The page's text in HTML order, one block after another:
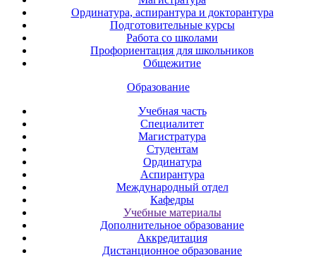
Ординатура, аспирантура и докторантура
Подготовительные курсы
Работа со школами
Профориентация для школьников
Общежитие
Образование
Учебная часть
Специалитет
Магистратура
Студентам
Ординатура
Аспирантура
Международный отдел
Кафедры
Учебные материалы
Дополнительное образование
Аккредитация
Дистанционное образование